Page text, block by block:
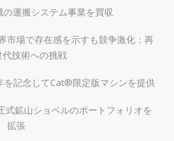
の運搬システム事業を買収
市場で存在感を示すも競争激化：再
技術への挑戦
記念してCat®限定版マシンを提供
式鉱山ショベルのポートフォリオを
拡張